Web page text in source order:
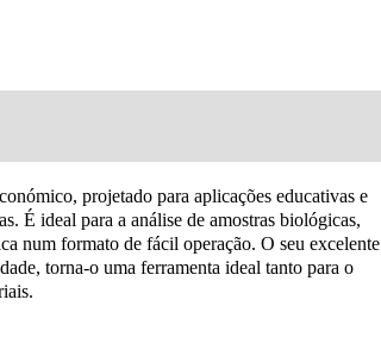
projetado para aplicações educativas e
É ideal para a análise de amostras biológicas,
num formato de fácil operação. O seu excelente
torna-o uma ferramenta ideal tanto para o